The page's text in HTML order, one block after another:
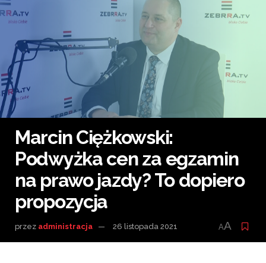
Marcin Ciężkowski:
Podwyżka cen za egzamin
na prawo jazdy? To dopiero
propozycja
przez administracja 26 listopada 2021 AA